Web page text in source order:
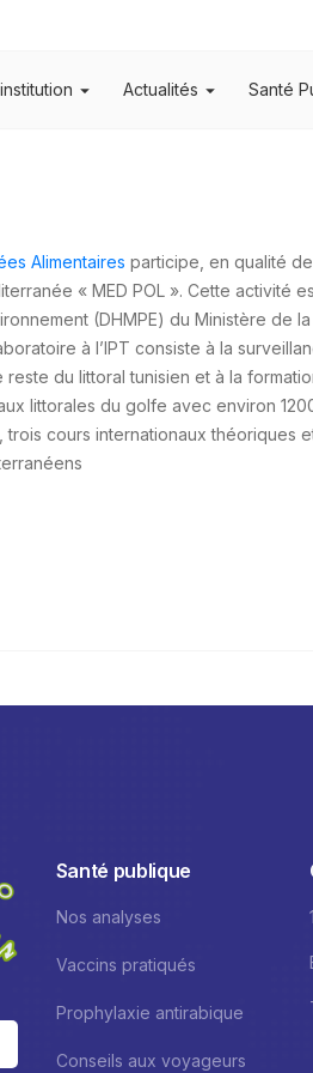
Actualités Santé
Alimentaires participe, en qualité
« MED POL ». Cette activité
(DHMPE) du Ministère
à l’IPT consiste à la
du littoral tunisien et à la
littorales du golfe avec environ
cours internationaux
Santé publique
Nos analyses
Vaccins pratiqués
Prophylaxie antirabique
Conseils aux voyageurs